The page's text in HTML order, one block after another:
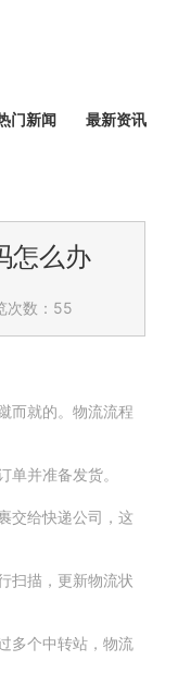
门新闻 最新资讯
怎么办
次数：55
而就的。物流流程
单并准备发货。
交给快递公司，这
扫描，更新物流状
多个中转站，物流